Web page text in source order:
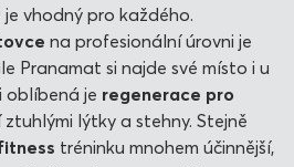
vhodný pro každého.
na profesionální úrovni je
Pranamat si najde své místo i u
oblíbená je regenerace pro
lýtky a stehny. Stejně
tréninku mnohem účinnější,